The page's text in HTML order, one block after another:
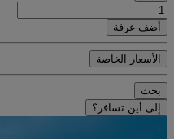
أضف غرفة
الأسعار الخاصة
بحث
إلى أين تسافر؟